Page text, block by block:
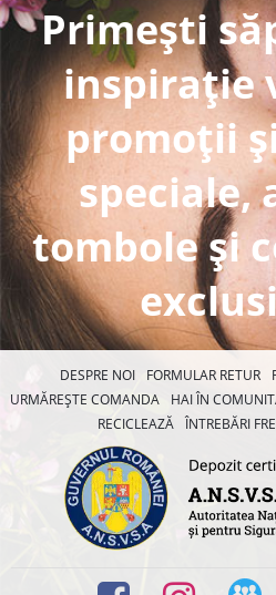
Primești
inspirație
promoții
speciale,
tombole și
DESPRE NOI FORMULAR RETUR
URMĂREȘTE COMANDA
HAI ÎN
RECICLEAZĂ ÎNTREBĂRI